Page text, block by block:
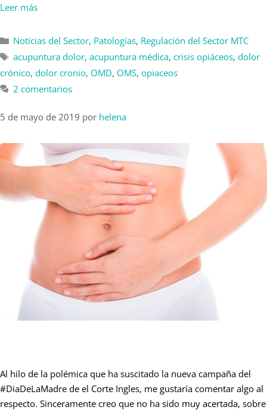
Leer más
Noticias del Sector, Patologías, Regulación del Sector MTC
acupuntura dolor, acupuntura médica, crisis opiáceos, dolor
crónico, dolor cronio, OMD, OMS, opiaceos
2 comentarios
5 de mayo de 2019 por helena
Al hilo de la polémica que ha suscitado la nueva campaña del
#DiaDeLaMadre de el Corte Ingles, me gustaría comentar algo al
respecto. Sinceramente creo que no ha sido muy acertada, sobre